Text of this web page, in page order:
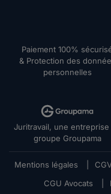
Paiement 100%
& Protection des
personnelles
Juritravail, une entreprise
groupe Groupama
Mentions légales
CGU Avocats